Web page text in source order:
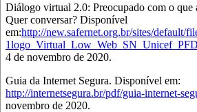
Diálogo virtual 2.0: Preocupado com o que
Quer conversar? Disponível
em:http://new.safernet.org.br/sites/default/
4 de novembro de 2020.
Guia da Internet Segura. Disponível em:
http://internetsegura.br/pdf/guia-internet-
novembro de 2020.